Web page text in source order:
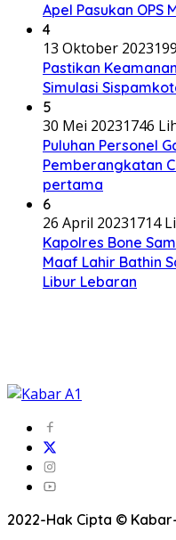
Apel Pasukan OPS
4
13 Oktober 2023
Pastikan
Simulasi
5
30 Mei 20231746
Puluhan Personel
Pemberangkatan
pertama
6
26 April 20231714
Kapolres Bone
Maaf Lahir Bathin
Libur Lebaran
2022-Hak Cipta ©